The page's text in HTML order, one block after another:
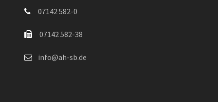
07142 582-0
07142 582-38
info@ah-sb.de